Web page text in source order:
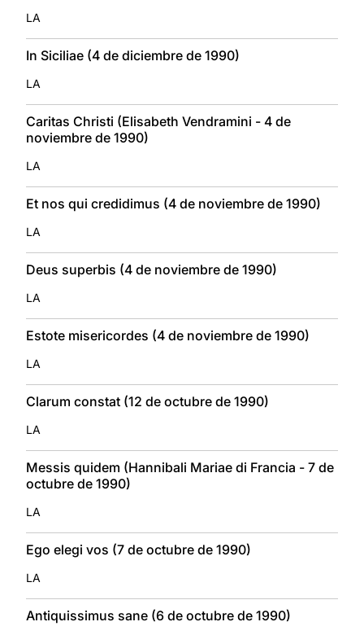
LA
In Siciliae (4 de diciembre de 1990)
LA
Caritas Christi (Elisabeth Vendramini - 4 de
noviembre de 1990)
LA
Et nos qui credidimus (4 de noviembre de 1990)
LA
Deus superbis (4 de noviembre de 1990)
LA
Estote misericordes (4 de noviembre de 1990)
LA
Clarum constat (12 de octubre de 1990)
LA
Messis quidem (Hannibali Mariae di Francia - 7 de
octubre de 1990)
LA
Ego elegi vos (7 de octubre de 1990)
LA
Antiquissimus sane (6 de octubre de 1990)